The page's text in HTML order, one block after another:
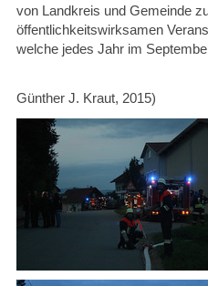
von Landkreis und Gemeinde
öffentlichkeitswirksamen
welche jedes Jahr im
Günther J. Kraut, 2015)